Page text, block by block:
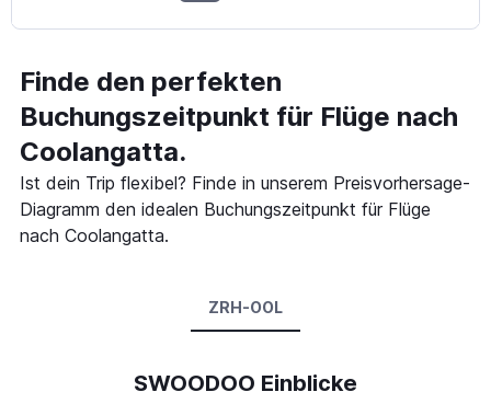
Finde den perfekten
Buchungszeitpunkt für Flüge nach
Coolangatta.
Ist dein Trip flexibel? Finde in unserem Preisvorhersage-
Diagramm den idealen Buchungszeitpunkt für Flüge
nach Coolangatta.
ZRH-OOL
SWOODOO Einblicke